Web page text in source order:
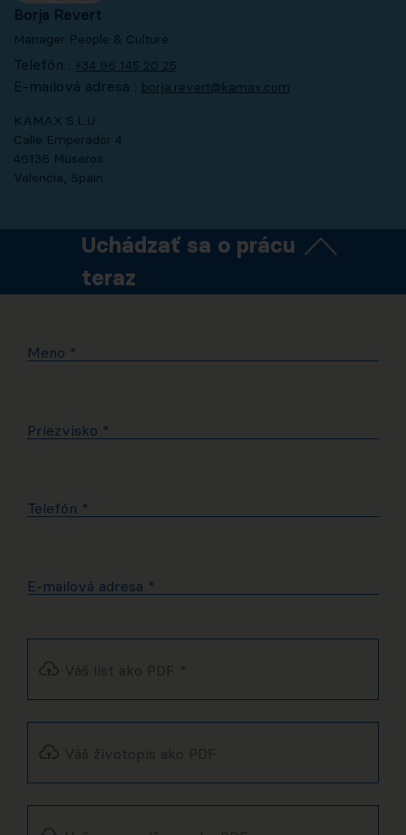
Borja Revert
Manager People & Culture
Telefón : +34 96 145 20 25
E-mailová adresa : borja.revert@kamax.com
KAMAX S.L.U
Calle Emperador 4
46136 Museros
Valencia, Spain
Uchádzať sa o prácu
teraz
Meno *
Priezvisko *
Telefón *
E-mailová adresa *